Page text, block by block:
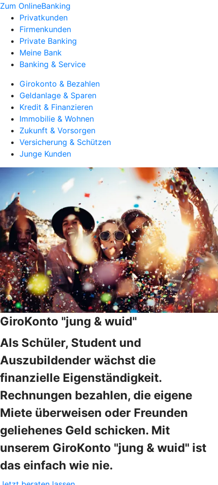
Zum OnlineBanking
Privatkunden
Firmenkunden
Private Banking
Meine Bank
Banking & Service
Girokonto & Bezahlen
Geldanlage & Sparen
Kredit & Finanzieren
Immobilie & Wohnen
Zukunft & Vorsorgen
Versicherung & Schützen
Junge Kunden
GiroKonto "jung & wuid"
Als Schüler, Student und
Auszubildender wächst die
finanzielle Eigenständigkeit.
Rechnungen bezahlen, die eigene
Miete überweisen oder Freunden
geliehenes Geld schicken. Mit
unserem GiroKonto "jung & wuid" ist
das einfach wie nie.